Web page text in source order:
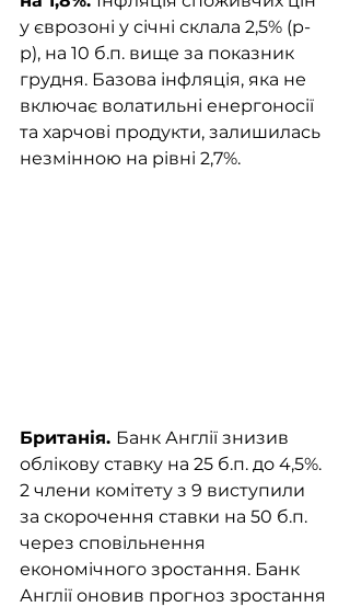
у єврозоні у січні склала 2,5% (р-
р), на 10 б.п. вище за показник
грудня. Базова інфляція, яка не
включає волатильні енергоносії
та харчові продукти, залишилась
незмінною на рівні 2,7%.
Британія. Банк Англії знизив
облікову ставку на 25 б.п. до 4,5%.
2 члени комітету з 9 виступили
за скорочення ставки на 50 б.п.
через сповільнення
економічного зростання. Банк
Англії оновив прогноз зростання